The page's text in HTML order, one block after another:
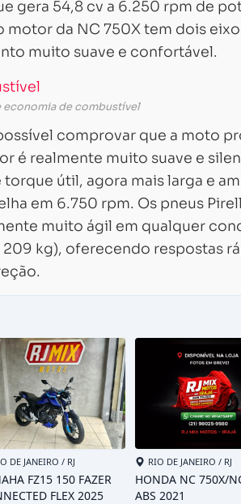
gera 54,8 cv a 6.250 rpm de
da NC 750X tem dois
muito suave e confortável.
economia de combustível
comprovar que a moto
é realmente muito suave e
útil, agora mais larga e
em 6.750 rpm. Os pneus
muito ágil em qualquer
kg), oferecendo respostas
Carregando...
Carregando...